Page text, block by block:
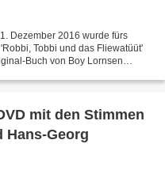
Dezember 2016 wurde fürs
Tobbi und das Fliewatüüt'
Buch von Boy Lornsen
mit den Stimmen
Hans-Georg